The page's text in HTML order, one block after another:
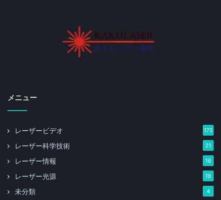
メニュー
レーザービデオ 173
レーザー科学技術 21
レーザー情報 16
レーザー光源 16
未分類 4